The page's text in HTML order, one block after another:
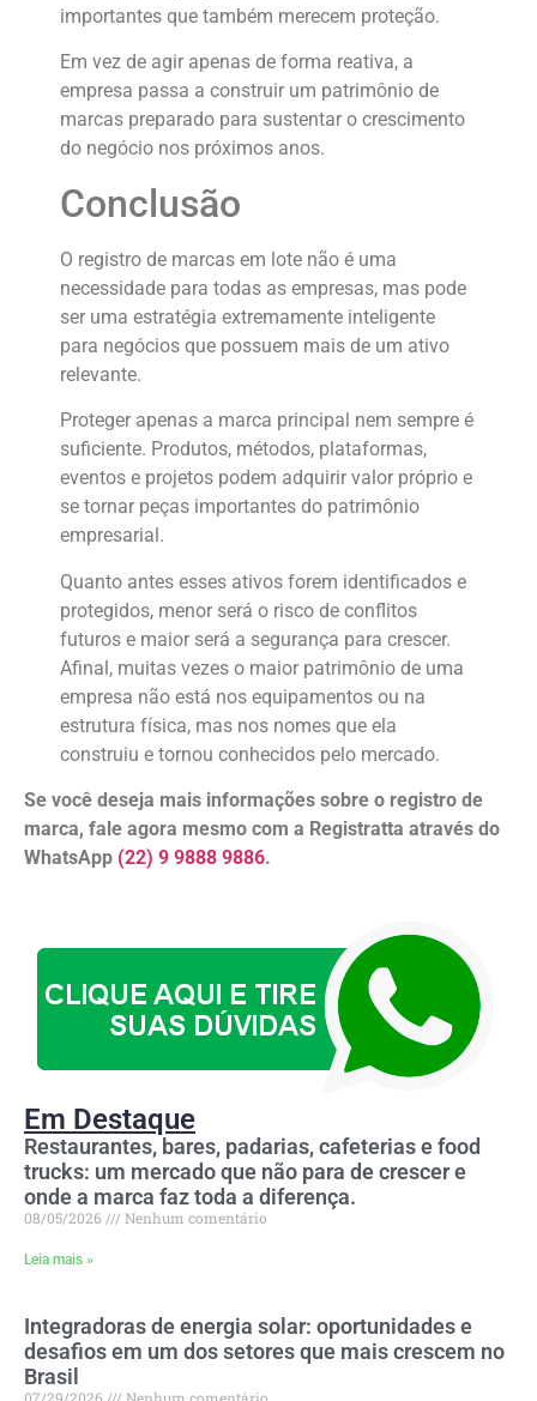
importantes que também merecem proteção.
Em vez de agir apenas de forma reativa, a
empresa passa a construir um patrimônio de
marcas preparado para sustentar o crescimento
do negócio nos próximos anos.
Conclusão
O registro de marcas em lote não é uma
necessidade para todas as empresas, mas pode
ser uma estratégia extremamente inteligente
para negócios que possuem mais de um ativo
relevante.
Proteger apenas a marca principal nem sempre é
suficiente. Produtos, métodos, plataformas,
eventos e projetos podem adquirir valor próprio e
se tornar peças importantes do patrimônio
empresarial.
Quanto antes esses ativos forem identificados e
protegidos, menor será o risco de conflitos
futuros e maior será a segurança para crescer.
Afinal, muitas vezes o maior patrimônio de uma
empresa não está nos equipamentos ou na
estrutura física, mas nos nomes que ela
construiu e tornou conhecidos pelo mercado.
Se você deseja mais informações sobre o registro de
marca, fale agora mesmo com a Registratta através do
WhatsApp (22) 9 9888 9886.
Em Destaque
Restaurantes, bares, padarias, cafeterias e food
trucks: um mercado que não para de crescer e
onde a marca faz toda a diferença.
08/05/2026 Nenhum comentário
Leia mais »
Integradoras de energia solar: oportunidades e
desafios em um dos setores que mais crescem no
Brasil